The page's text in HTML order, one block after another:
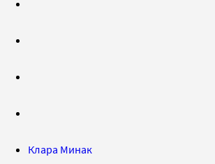
Клара Минак